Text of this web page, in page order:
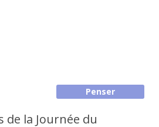
Penser
de la Journée du